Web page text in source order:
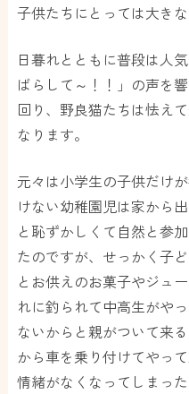
子供たちにとっては大き
日暮れとともに普段は人
ばらして～！！」の声を
回り、野良猫たちは怯え
なります。
元々は小学生の子供だけ
けない幼稚園児は家から
と恥ずかしくて自然と参
たのですが、せっかく子
とお供えのお菓子やジュ
れに釣られて中高生がや
ないからと親がついて来
から車を乗り付けてやっ
情緒がなくなってしまっ